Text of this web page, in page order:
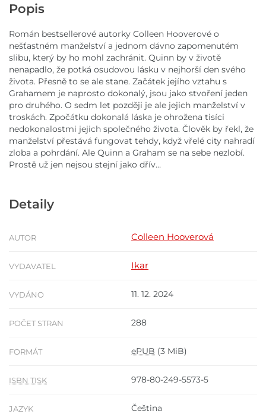
Popis
Román bestsellerové autorky Colleen Hooverové o
nešťastném manželství a jednom dávno zapomenutém
slibu, který by ho mohl zachránit. Quinn by v životě
nenapadlo, že potká osudovou lásku v nejhorší den svého
života. Přesně to se ale stane. Začátek jejího vztahu s
Grahamem je naprosto dokonalý, jsou jako stvoření jeden
pro druhého. O sedm let později je ale jejich manželství v
troskách. Zpočátku dokonalá láska je ohrožena tisíci
nedokonalostmi jejich společného života. Člověk by řekl, že
manželství přestává fungovat tehdy, když vřelé city nahradí
zloba a pohrdání. Ale Quinn a Graham se na sebe nezlobí.
Prostě už jen nejsou stejní jako dřív…
Detaily
AUTOR Colleen Hooverová
VYDAVATEL Ikar
VYDÁNO 11. 12. 2024
POČET STRAN 288
FORMÁT ePUB (3 MiB)
ISBN TISK 978-80-249-5573-5
JAZYK Čeština